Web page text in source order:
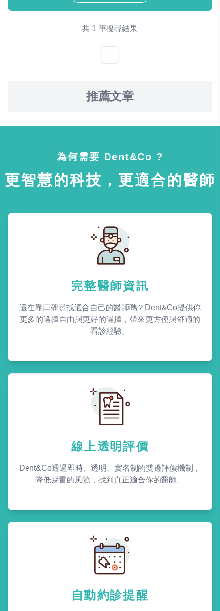
共 1 筆搜尋結果
1
推薦文章
為何需要 Dent&Co ?
更智慧的科技，更適合的醫師
完整醫師資訊
還在靠口碑尋找適合自己的醫師嗎？Dent&Co提供你
更多的選擇自由與更好的選擇，帶來更方便與舒適的
看診經驗。
線上透明評價
Dent&Co透過即時、透明、實名制的雙邊評價機制，
降低踩雷的風險，找到真正適合你的醫師。
自動約診提醒